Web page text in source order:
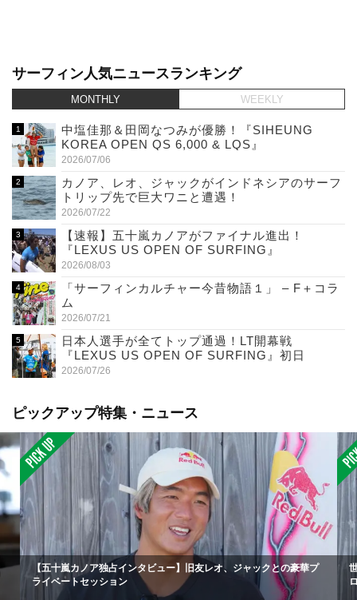
サーフィン人気ニュースランキング
MONTHLY WEEKLY
中塩佳那＆田岡なつみが優勝！『SIHEUNG
KOREA OPEN QS 6,000 & LQS』
2026/07/06
カノア、レオ、ジャックがインドネシアのサーフ
トリップ先で巨大ワニと遭遇！
2026/07/22
【速報】五十嵐カノアがファイナル進出！
『LEXUS US OPEN OF SURFING』
2026/08/03
「サーフィンカルチャー今昔物語１」 – F＋コラ
ム
2026/07/21
日本人選手が全てトップ通過！LT開幕戦
『LEXUS US OPEN OF SURFING』初日
2026/07/26
ピックアップ特集・ニュース
【五十嵐カノア独占インタビュー】旧友レオ、ジャックとの豪華プ
ライベートセッション